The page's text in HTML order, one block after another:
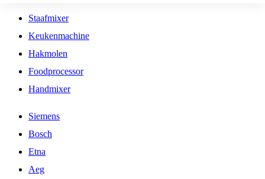
Staafmixer
Keukenmachine
Hakmolen
Foodprocessor
Handmixer
Siemens
Bosch
Etna
Aeg